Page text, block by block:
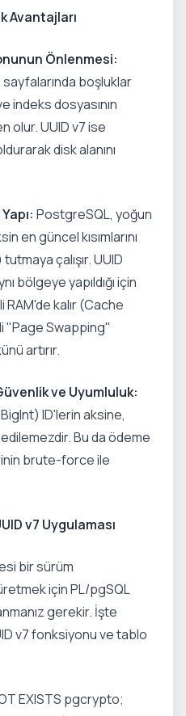
Avantajları
Önlenmesi:
boşluklar
indeks dosyasının
olur. UUID v7 ise
disk alanını
PostgreSQL, yoğun
en güncel kısımlarını
çalışır. UUID
bölgeye yapıldığı için
kalır (Cache
"Page Swapping"
artırır.
ve Uyumluluk:
ID'lerin aksine,
edilemezdir. Bu da ödeme
brute-force ile
v7 Uygulaması
bir sürüm
için PL/pgSQL
gerekir. İşte
v7 fonksiyonu ve tablo
EXISTS pgcrypto;